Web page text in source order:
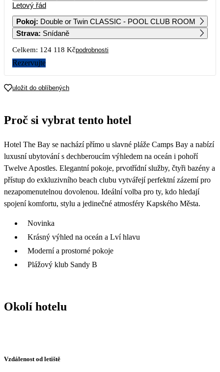
3
17
59 889
Letový řád
Pokoj: Double or Twin CLASSIC - POOL CLUB ROOM
Strava: Snídaně
Celkem: 124 118 Kčpodrobnosti
Rezervujte
uložit do oblíbených
Proč si vybrat tento hotel
Hotel The Bay se nachází přímo u slavné pláže Camps Bay a nabízí
luxusní ubytování s dechberoucím výhledem na oceán i pohoří
Twelve Apostles. Elegantní pokoje, prvotřídní služby, čtyři bazény a
přístup do exkluzivního beach clubu vytvářejí perfektní zázemí pro
nezapomenutelnou dovolenou. Ideální volba pro ty, kdo hledají
spojení komfortu, stylu a jedinečné atmosféry Kapského Města.
Novinka
Krásný výhled na oceán a Lví hlavu
Moderní a prostorné pokoje
Plážový klub Sandy B
Okolí hotelu
Vzdálenost od letiště